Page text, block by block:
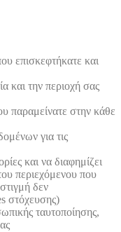
επισκεφτήκατε και
και την περιοχή σας
παραμείνατε στην κάθε
για τις
και να διαφημίζει
περιεχόμενου που
δεν
στόχευσης)
ταυτοποίησης,